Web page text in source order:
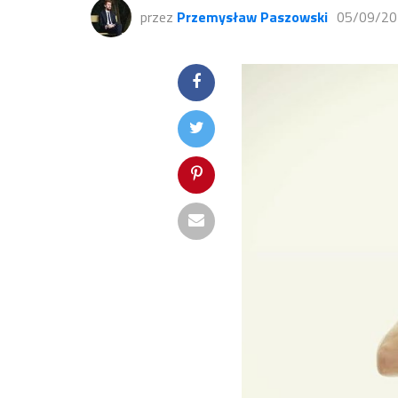
przez Przemysław Paszowski 05/09/